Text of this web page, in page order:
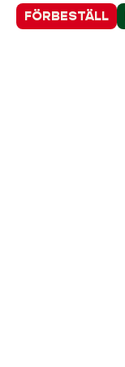
FÖRBESTÄLL